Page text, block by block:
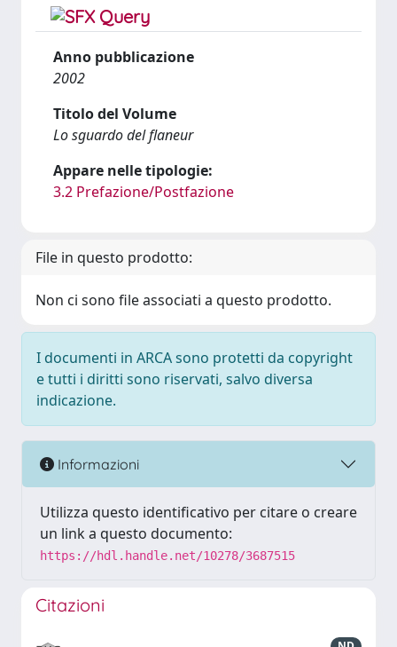
Anno pubblicazione
2002
Titolo del Volume
Lo sguardo del flaneur
Appare nelle tipologie:
3.2 Prefazione/Postfazione
File in questo prodotto:
Non ci sono file associati a questo prodotto.
I documenti in ARCA sono protetti da copyright
e tutti i diritti sono riservati, salvo diversa
indicazione.
Informazioni
Utilizza questo identificativo per citare o creare
un link a questo documento:
https://hdl.handle.net/10278/3687515
Citazioni